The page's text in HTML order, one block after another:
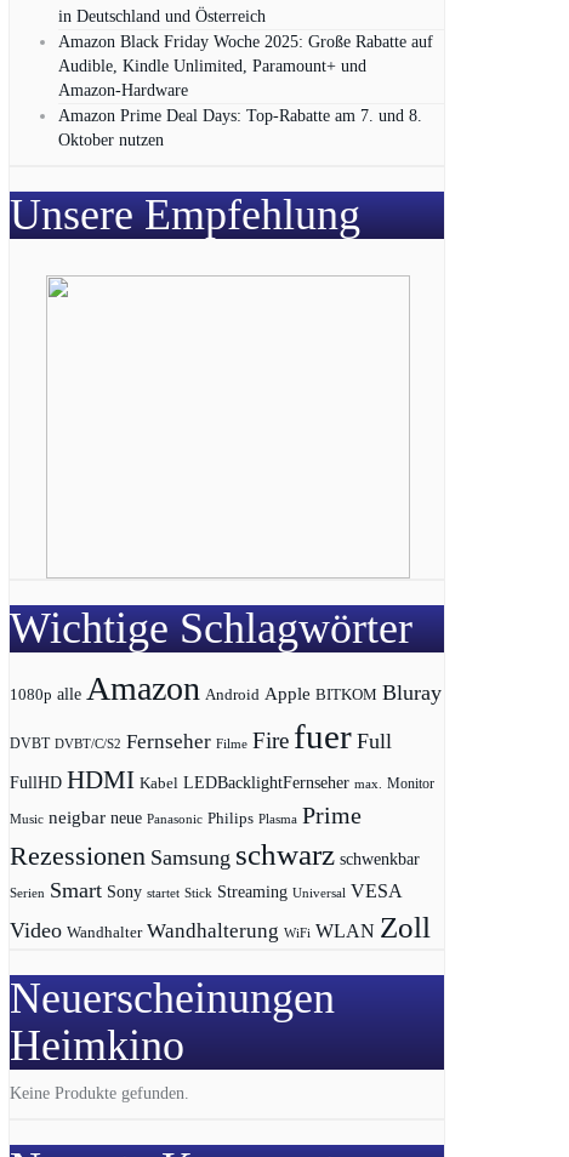
in Deutschland und Österreich
Amazon Black Friday Woche 2025: Große Rabatte auf
Audible, Kindle Unlimited, Paramount+ und
Amazon‑Hardware
Amazon Prime Deal Days: Top-Rabatte am 7. und 8.
Oktober nutzen
Unsere Empfehlung
Wichtige Schlagwörter
1080p alle Amazon Android Apple BITKOM Bluray
DVBT DVBT/C/S2 Fernseher Filme Fire fuer Full
FullHD HDMI Kabel LEDBacklightFernseher max. Monitor
Music neigbar neue Panasonic Philips Plasma Prime
Rezessionen Samsung schwarz schwenkbar
Serien Smart Sony startet Stick Streaming Universal VESA
Video Wandhalter Wandhalterung WiFi WLAN Zoll
Neuerscheinungen
Heimkino
Keine Produkte gefunden.